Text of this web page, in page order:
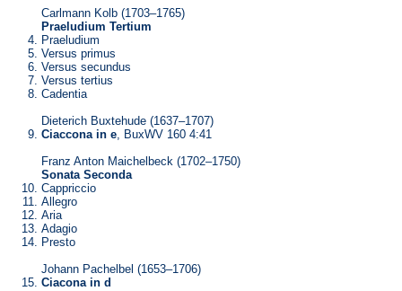
Carlmann Kolb (1703–1765)
Praeludium Tertium
Praeludium
Versus primus
Versus secundus
Versus tertius
Cadentia
Dieterich Buxtehude (1637–1707)
Ciaccona in e, BuxWV 160 4:41
Franz Anton Maichelbeck (1702–1750)
Sonata Seconda
Cappriccio
Allegro
Aria
Adagio
Presto
Johann Pachelbel (1653–1706)
Ciacona in d